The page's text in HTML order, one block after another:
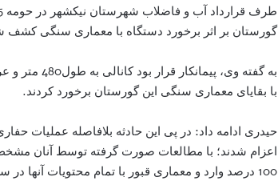
گورستان بر اثر برخورد دستگاه با معماری سنگی کشف
با بقایای معماری سنگی این گورستان برخورد کردند.
حیدری ادامه داد: در پی این حادثه بلافاصله عملیات
100 درصد وارد و معماری قبور با تمام محتویات آنها در سطح زمین پراکنده شده است.